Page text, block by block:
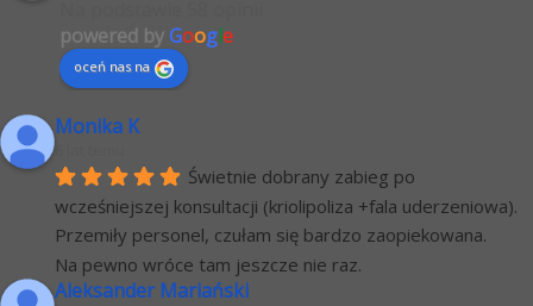
powered byGoogle
oceń nas na
Monika K
Świetnie dobrany zabieg po
wcześniejszej konsultacji (kriolipoliza +fala uderzeniowa).
Przemiły personel, czułam się bardzo zaopiekowana.
Na pewno wróce tam jeszcze nie raz.
Aleksander Mariański